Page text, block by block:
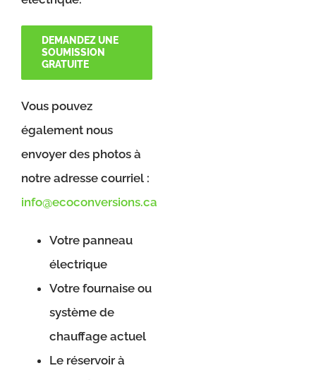
DEMANDEZ UNE
SOUMISSION
GRATUITE
Vous pouvez
également nous
envoyer des photos à
notre adresse courriel :
info@ecoconversions.ca
Votre panneau
électrique
Votre fournaise ou
système de
chauffage actuel
Le réservoir à